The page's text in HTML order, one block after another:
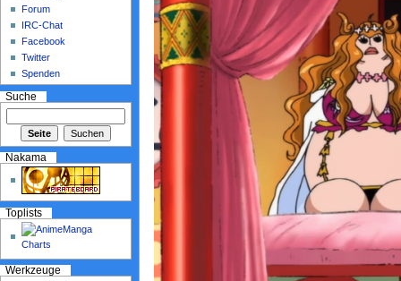
Forum
IRC-Chat
Facebook
Twitter
Spenden
Suche
Nakama
Toplists
Werkzeuge